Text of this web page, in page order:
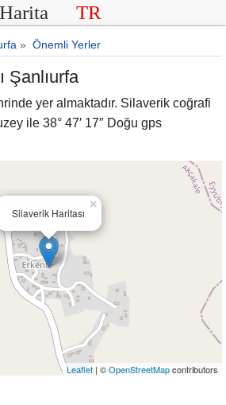
Harita TR
» Önemli Yerler
Şanlıurfa
yer almaktadır. Silaverik coğrafi
ile 38° 47′ 17″ Doğu gps
Silaverik Haritası
×
Leaflet | ©OpenStreetMapcontributors